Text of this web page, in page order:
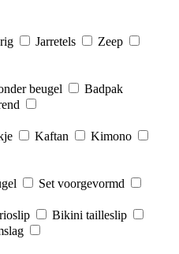
Jarretels
Zeep
beugel
Badpak
Kaftan
Kimono
Set voorgevormd
Bikini tailleslip